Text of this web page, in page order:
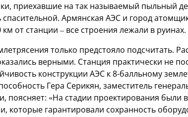
приехавшие на так называемый пыльный
спасительной. Армянская АЭС и город
от станции – все строения лежали в руинах.
только предстояло подсчитать.
верными. Станция практически не
конструкции АЭС к 8-балльному
Гера Серикян, заместитель
поясняет: «На стадии проектирования были
которые гарантировали сохранность